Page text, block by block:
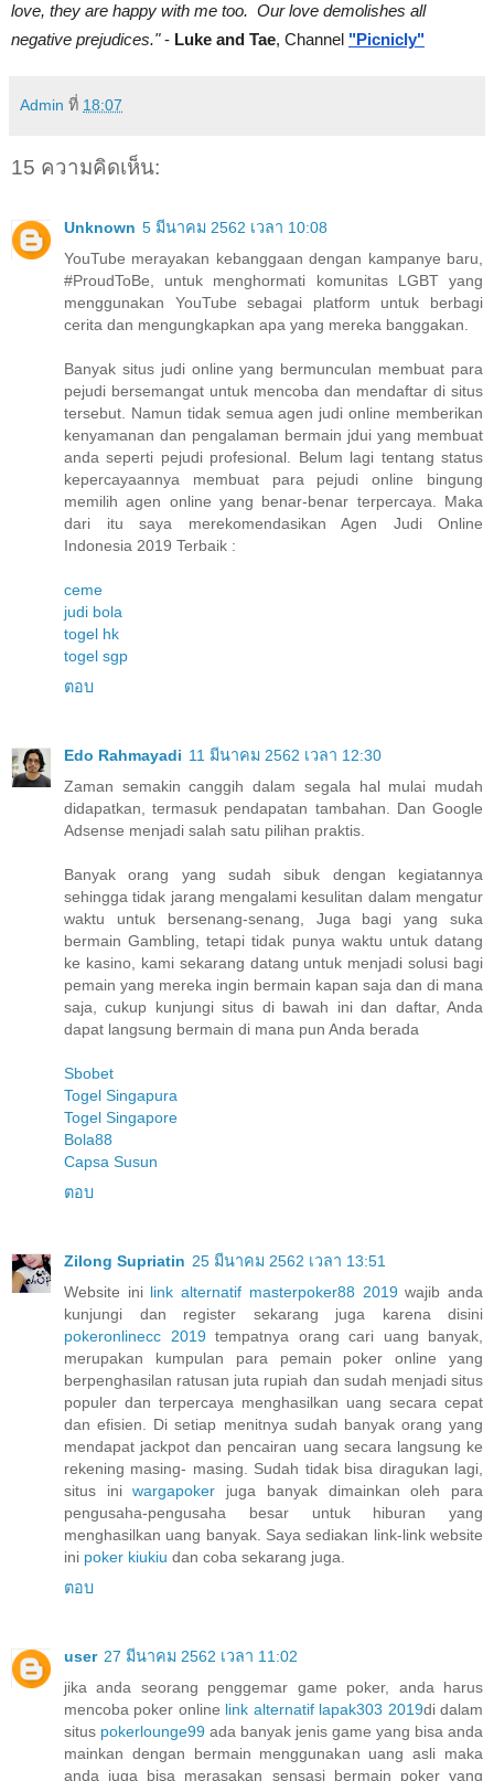
love, they are happy with me too.  Our love demolishes all
negative prejudices." - Luke and Tae, Channel "Picnicly"
Admin ที่ 18:07
15 ความคิดเห็น:
Unknown 5 มีนาคม 2562 เวลา 10:08
YouTube merayakan kebanggaan dengan kampanye baru,
#ProudToBe, untuk menghormati komunitas LGBT yang
menggunakan YouTube sebagai platform untuk berbagi
cerita dan mengungkapkan apa yang mereka banggakan.
Banyak situs judi online yang bermunculan membuat para
pejudi bersemangat untuk mencoba dan mendaftar di situs
tersebut. Namun tidak semua agen judi online memberikan
kenyamanan dan pengalaman bermain jdui yang membuat
anda seperti pejudi profesional. Belum lagi tentang status
kepercayaannya membuat para pejudi online bingung
memilih agen online yang benar-benar terpercaya. Maka
dari itu saya merekomendasikan Agen Judi Online
Indonesia 2019 Terbaik :
ceme
judi bola
togel hk
togel sgp
ตอบ
Edo Rahmayadi 11 มีนาคม 2562 เวลา 12:30
Zaman semakin canggih dalam segala hal mulai mudah
didapatkan, termasuk pendapatan tambahan. Dan Google
Adsense menjadi salah satu pilihan praktis.
Banyak orang yang sudah sibuk dengan kegiatannya
sehingga tidak jarang mengalami kesulitan dalam mengatur
waktu untuk bersenang-senang, Juga bagi yang suka
bermain Gambling, tetapi tidak punya waktu untuk datang
ke kasino, kami sekarang datang untuk menjadi solusi bagi
pemain yang mereka ingin bermain kapan saja dan di mana
saja, cukup kunjungi situs di bawah ini dan daftar, Anda
dapat langsung bermain di mana pun Anda berada
Sbobet
Togel Singapura
Togel Singapore
Bola88
Capsa Susun
ตอบ
Zilong Supriatin 25 มีนาคม 2562 เวลา 13:51
Website ini link alternatif masterpoker88 2019wajib anda
kunjungi dan register sekarang juga karena disini
pokeronlinecc 2019tempatnya orang cari uang banyak,
merupakan kumpulan para pemain poker online yang
berpenghasilan ratusan juta rupiah dan sudah menjadi situs
populer dan terpercaya menghasilkan uang secara cepat
dan efisien. Di setiap menitnya sudah banyak orang yang
mendapat jackpot dan pencairan uang secara langsung ke
rekening masing- masing. Sudah tidak bisa diragukan lagi,
situs iniwargapoker juga banyak dimainkan oleh para
pengusaha-pengusaha besar untuk hiburan yang
menghasilkan uang banyak. Saya sediakan link-link website
ini poker kiukiu dan coba sekarang juga.
ตอบ
user 27 มีนาคม 2562 เวลา 11:02
jika anda seorang penggemar game poker, anda harus
mencoba poker online link alternatif lapak303 2019di dalam
situs pokerlounge99 ada banyak jenis game yang bisa anda
mainkan dengan bermain menggunakan uang asli maka
anda juga bisa merasakan sensasi bermain poker yang